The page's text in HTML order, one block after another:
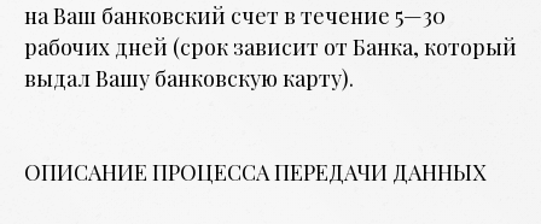
на Ваш банковский счет в течение 5—30
рабочих дней (срок зависит от Банка, который
выдал Вашу банковскую карту).
ОПИСАНИЕ ПРОЦЕССА ПЕРЕДАЧИ ДАННЫХ